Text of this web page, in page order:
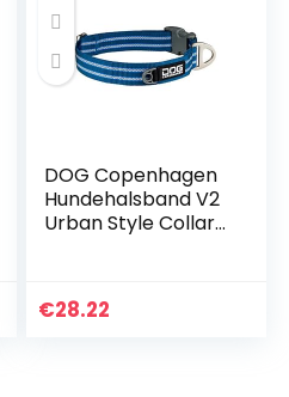
DOG Copenhagen
Hundehalsband V2
Urban Style Collar
€28.22